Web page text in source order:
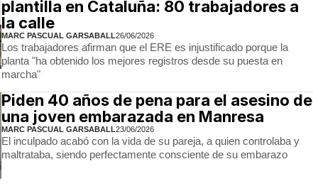
plantilla en Cataluña: 80 trabajadores a
la calle
MARC PASCUAL GARSABALL26/06/2026
Los trabajadores afirman que el ERE es injustificado porque la
planta "ha obtenido los mejores registros desde su puesta en
marcha"
Piden 40 años de pena para el asesino de
una joven embarazada en Manresa
MARC PASCUAL GARSABALL23/06/2026
El inculpado acabó con la vida de su pareja, a quien controlaba y
maltrataba, siendo perfectamente consciente de su embarazo